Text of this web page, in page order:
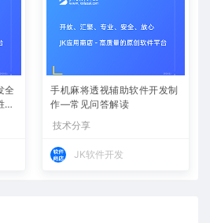
全
率
手机麻将透视辅助软件开发制
作—常见问答解读
技术分享
JK软件开发